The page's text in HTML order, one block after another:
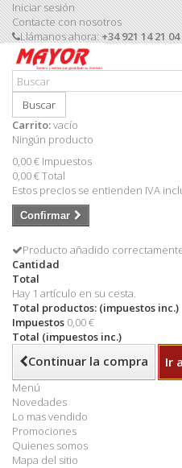
Iniciar sesión
Contacte con nosotros
Llámanos ahora:+34 921 14 21 04
Buscar
Carrito:vacío
Ningún producto
0,00 € Impuestos
0,00 €Total
Estos precios se entienden IVA
Confirmar
Producto añadido
Cantidad
Total
Hay 1 artículo en su cesta.
Total productos: (impuestos inc.)
Impuestos 0,00 €
Total (impuestos inc.)
Continuar la compra Ir
Menú
Novedades
Lo mas vendido
Promociones
Quienes somos
Mapa del sitio